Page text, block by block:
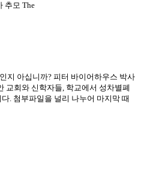
추모 The
지 아십니까? 피터 바이어하우스 박사
교회와 신학자들, 학교에서 성차별폐
. 첨부파일을 널리 나누어 마지막 때